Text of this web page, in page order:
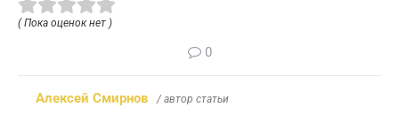
( Пока оценок нет )
0
Алексей Смирнов / автор статьи